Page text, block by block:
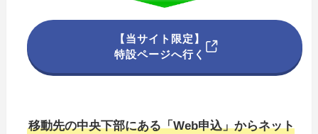
【当サイト限定】
特設ページへ行く
移動先の中央下部にある「Web申込」からネット